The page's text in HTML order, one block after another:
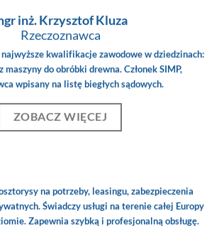
inż. Krzysztof Kluza
Rzeczoznawca
kwalifikacje zawodowe w dziedzinach:
maszyny do obróbki drewna. Członek SIMP,
wpisany na listę biegłych sądowych.
ZOBACZ WIĘCEJ
na potrzeby, leasingu, zabezpieczenia
Świadczy usługi na terenie całej Europy
Zapewnia szybką i profesjonalną obsługę.